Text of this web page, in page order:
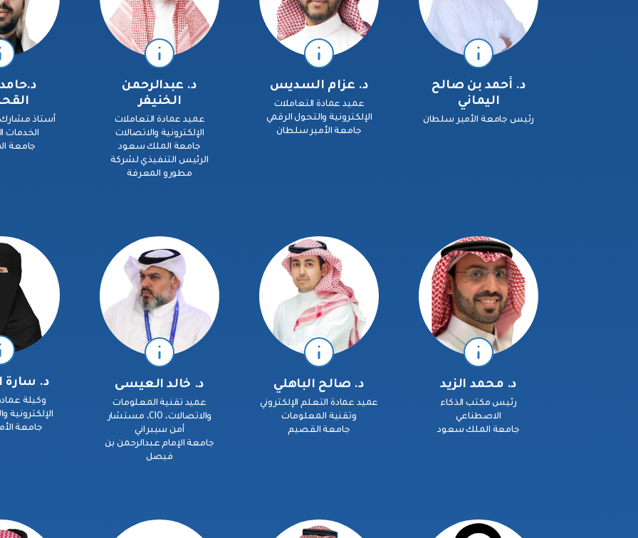
د. أحمد بن صالح
اليماني
رئيس جامعة الأمير سلطان
د. عزام السديس
عميد عمادة التعاملات
الإلكترونية والتحول الرقمي
جامعة الأمير سلطان
د. عبدالرحمن
الخنيفر
عميد عمادة التعاملات
الإلكترونية والاتصالات
جامعة الملك سعود
الرئيس التنفيذي لشركة
مطورو المعرفة
أستاذ
الخدمات
جامعة
د. محمد الزيد
رئيس مكتب الذكاء
الاصطناعي
جامعة الملك سعود
د. صالح الباهلي
عميد عمادة التعلم الإلكتروني
وتقنية المعلومات
جامعة القصيم
د. خالد العيسى
عميد تقنية المعلومات
والاتصالات، CIO، مستشار
أمن سيبراني
جامعة الإمام عبدالرحمن بن
فيصل
د. سارة
وكيلة
الإلكترونية
جامعة